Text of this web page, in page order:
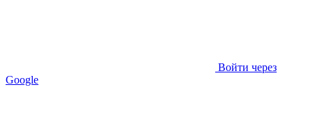
Войти через
Google